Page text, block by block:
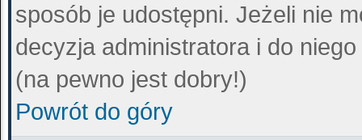
sposób je udostępni. Jeżeli nie
decyzja administratora i do
(na pewno jest dobry!)
Powrót do góry